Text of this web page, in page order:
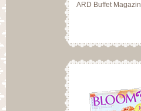
ARD Buffet Magazin